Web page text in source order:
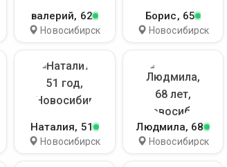
валерий, 62
Новосибирск
Борис, 65
Новосибирск
Наталия, 51
Новосибирск
Людмила, 68
Новосибирск